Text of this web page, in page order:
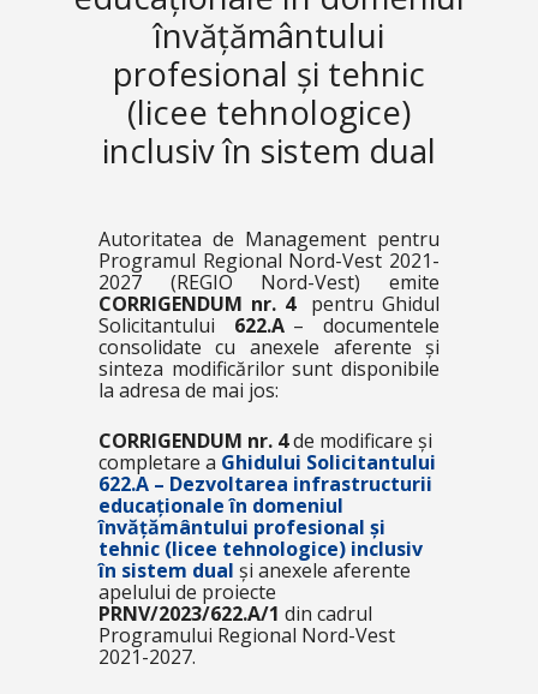
învățământului
profesional și tehnic
(licee tehnologice)
inclusiv în sistem dual
Autoritatea de Management pentru
Programul Regional Nord-Vest 2021-
2027 (REGIO Nord-Vest) emite
CORRIGENDUM nr. 4pentru Ghidul
Solicitantului 622.A – documentele
consolidate cu anexele aferente și
sinteza modificărilor sunt disponibile
la adresa de mai jos:
CORRIGENDUM nr. 4de modificare și
completare a Ghidului Solicitantului
622.A – Dezvoltarea infrastructurii
educaționale în domeniul
învățământului profesional și
tehnic (licee tehnologice) inclusiv
în sistem dual și anexele aferente
apelului de proiecte
PRNV/2023/622.A/1 din cadrul
Programului Regional Nord-Vest
2021-2027.